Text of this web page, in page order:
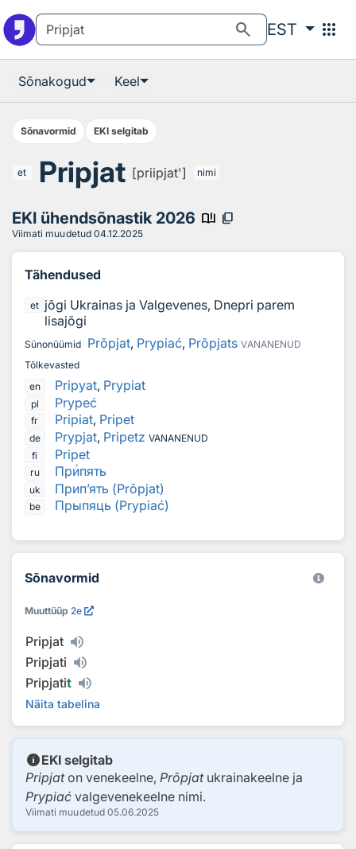
search EST apps
Sõnakogud Keel
Sõnavormid EKI selgitab
et Pripjat [priipjat'] nimi
EKI ühendsõnastik 2026 book_ribbon content_copy
Viimati muudetud 04.12.2025
Tähendused
et jõgi Ukrainas ja Valgevenes, Dnepri parem
lisajõgi
Sünonüümid Prõpjat, Prypiać, Prõpjats VANANENUD
Tõlkevasted
en
Pripyat, Prypiat
pl Prypeć
fr Pripiat, Pripet
de Prypjat, Pripetz VANANENUD
fi
Pripet
ru Припять
uk Прип’ять (Prõpjat)
be Прыпяць (Prypiać)
Sõnavormid
Muuttüüp 2e
Pripjat
Pripjati
Pripjatit
Näita tabelina
infoEKI selgitab
Pripjaton venekeelne, Prõpjatukrainakeelne ja
Prypiać valgevenekeelne nimi.
Viimati muudetud 05.06.2025